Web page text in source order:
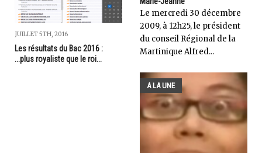
JUILLET 5TH, 2016
Les résultats du Bac 2016 :
...plus royaliste que le roi...
Le mercredi 30 décembre
2009, à 12h25, le président
du conseil Régional de la
Martinique Alfred...
A LA UNE